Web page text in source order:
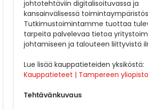
johtotehtäviin digitalisoituvassa ja
kansainvälisessä
Tutkimustoimintamme tuottaa
tarpeita palvelevaa tietoa
johtamiseen ja talouteen liittyvistä
Lue lisää kauppatieteiden yksiköstä:
Kauppatieteet | Tampereen yliopisto
Tehtävänkuvaus